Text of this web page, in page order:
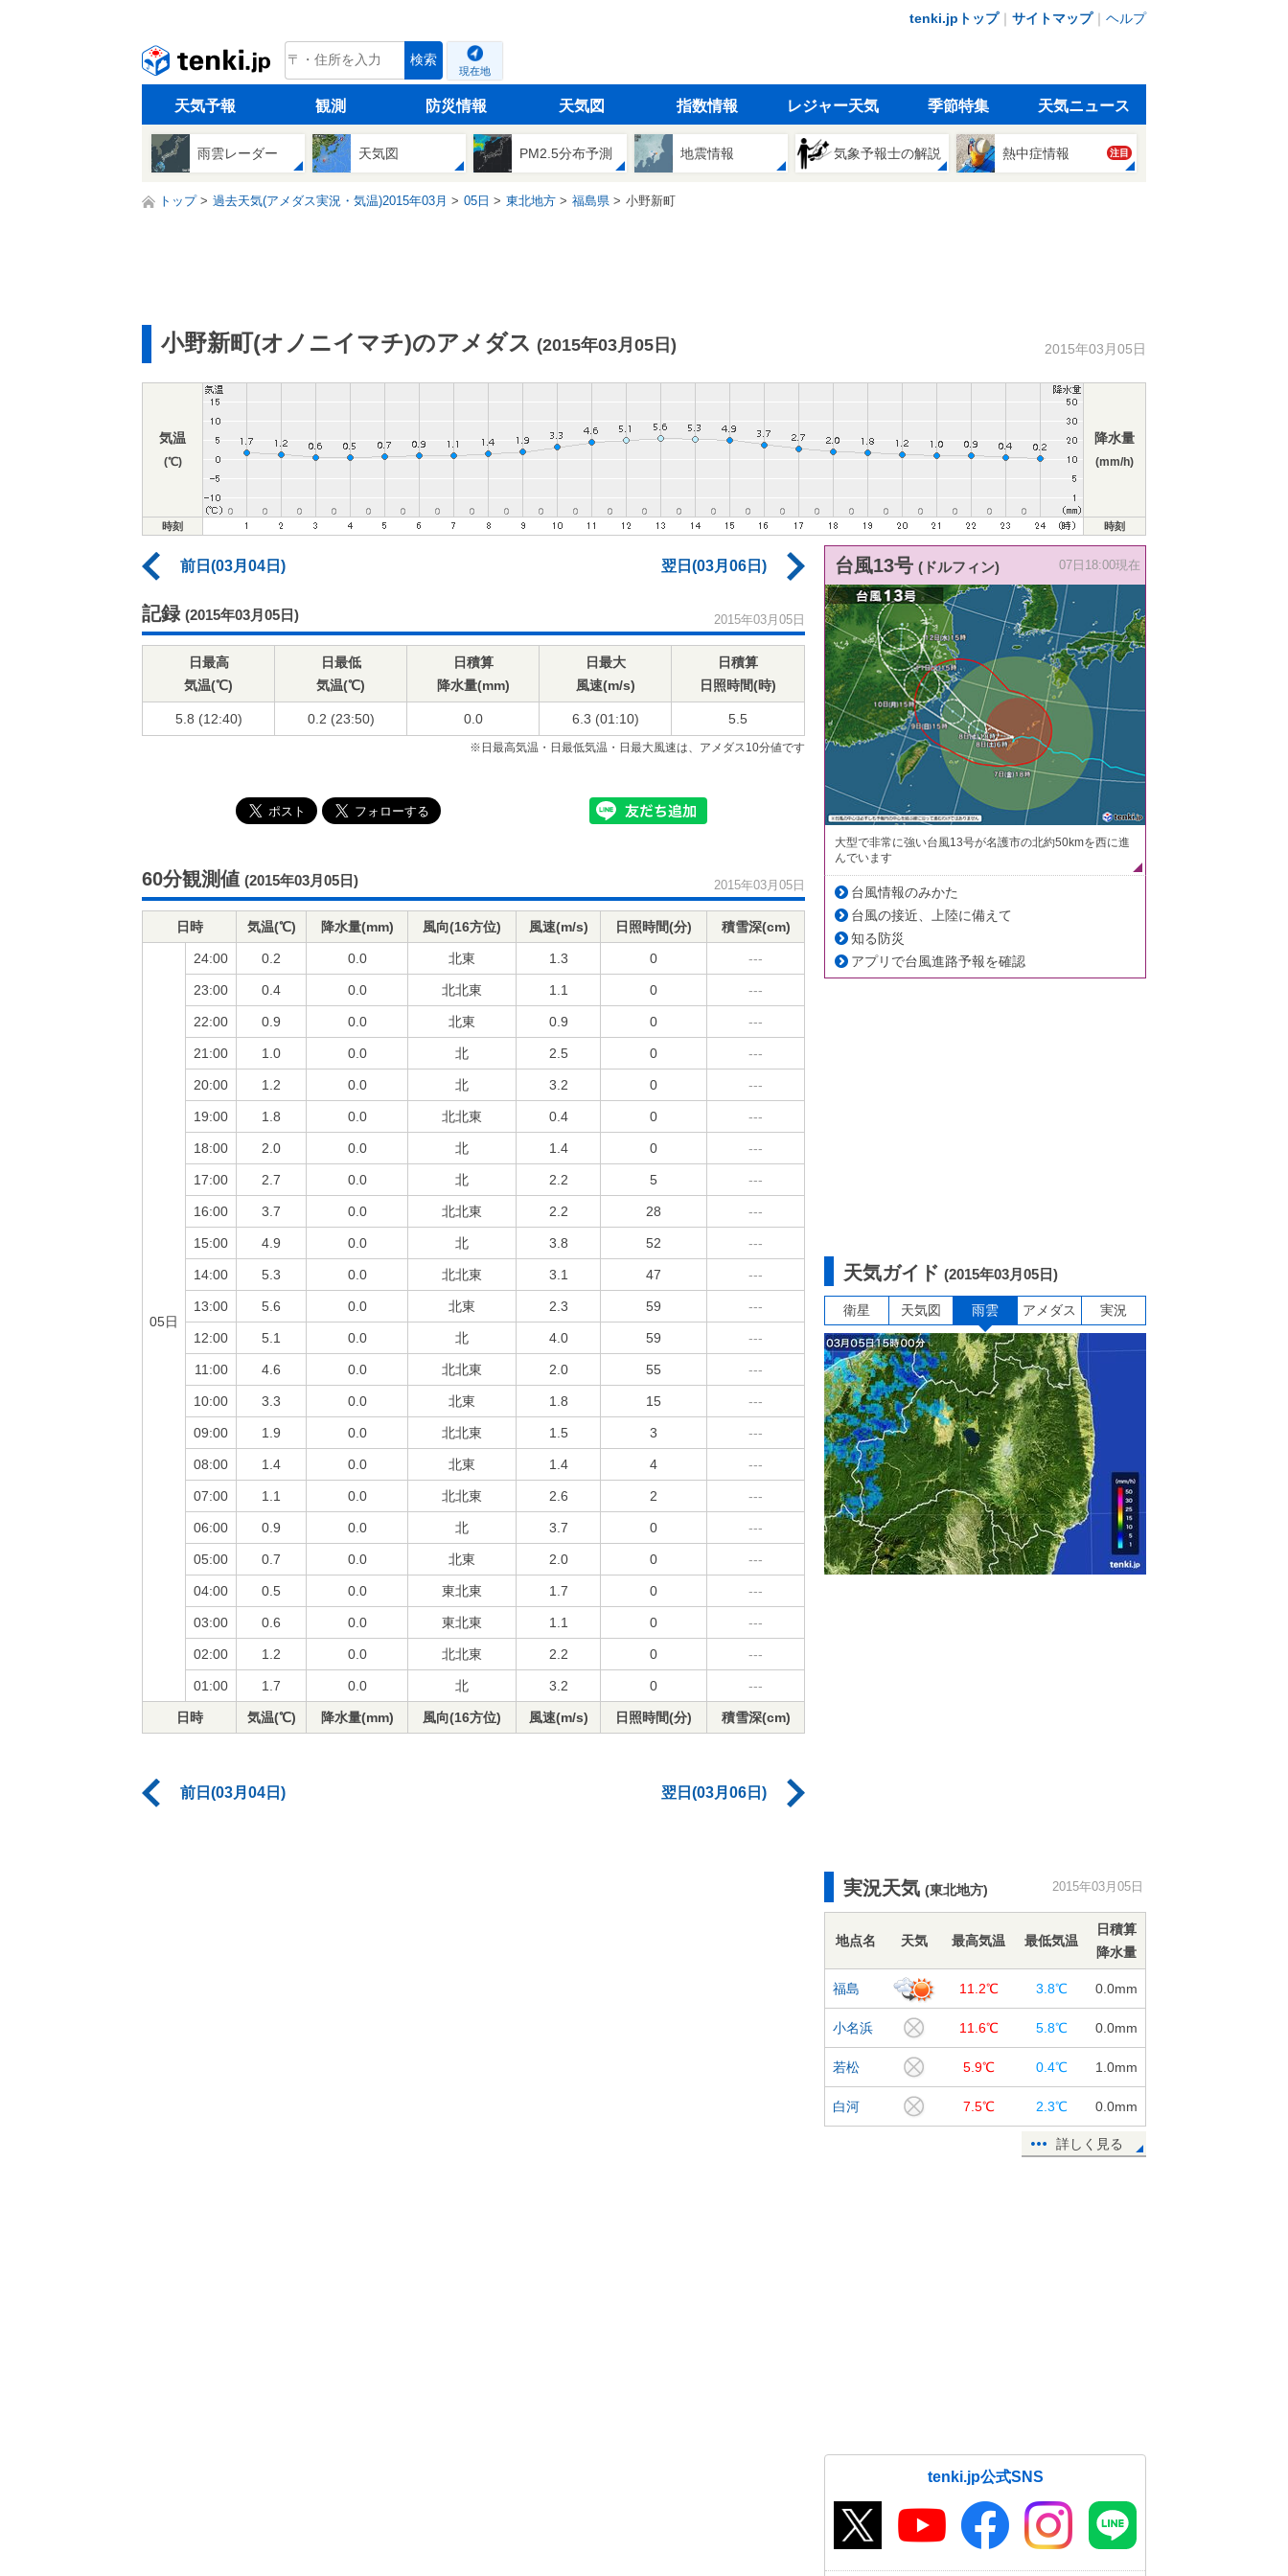
tenki.jpトップ｜ サイトマップ｜ ヘルプ
tenki.jp 検索
現在地
天気予報 観測 防災情報 天気図 指数情報 レジャー天気 季節特集 天気ニュース
雨雲レーダー 天気図 PM2.5分布予測 地震情報 気象予報士の解説 熱中症情報 注目
トップ 過去天気(アメダス実況・気温)2015年03月 05日 東北地方 福島県 小野新町
小野新町(オノニイマチ)のアメダス (2015年03月05日) 2015年03月05日
気温
(℃)
降水量
(mm/h)
時刻 時刻
前日(03月04日) 翌日(03月06日)
記録 (2015年03月05日) 2015年03月05日
日最高
気温(℃)
日最低
気温(℃)
日積算
降水量(mm)
日最大
風速(m/s)
日積算
日照時間(時)
5.8 (12:40) 0.2 (23:50) 0.0 6.3 (01:10) 5.5
※日最高気温・日最低気温・日最大風速は、アメダス10分値です
60分観測値 (2015年03月05日) 2015年03月05日
日時 気温(℃) 降水量(mm) 風向(16方位) 風速(m/s) 日照時間(分) 積雪深(cm)
05日
24:00 0.2 0.0 北東 1.3 0 ---
23:00 0.4 0.0 北北東 1.1 0 ---
22:00 0.9 0.0 北東 0.9 0 ---
21:00 1.0 0.0 北 2.5 0 ---
20:00 1.2 0.0 北 3.2 0 ---
19:00 1.8 0.0 北北東 0.4 0 ---
18:00 2.0 0.0 北 1.4 0 ---
17:00 2.7 0.0 北 2.2 5 ---
16:00 3.7 0.0 北北東 2.2 28 ---
15:00 4.9 0.0 北 3.8 52 ---
14:00 5.3 0.0 北北東 3.1 47 ---
13:00 5.6 0.0 北東 2.3 59 ---
12:00 5.1 0.0 北 4.0 59 ---
11:00 4.6 0.0 北北東 2.0 55 ---
10:00 3.3 0.0 北東 1.8 15 ---
09:00 1.9 0.0 北北東 1.5 3 ---
08:00 1.4 0.0 北東 1.4 4 ---
07:00 1.1 0.0 北北東 2.6 2 ---
06:00 0.9 0.0 北 3.7 0 ---
05:00 0.7 0.0 北東 2.0 0 ---
04:00 0.5 0.0 東北東 1.7 0 ---
03:00 0.6 0.0 東北東 1.1 0 ---
02:00 1.2 0.0 北北東 2.2 0 ---
01:00 1.7 0.0 北 3.2 0 ---
日時 気温(℃) 降水量(mm) 風向(16方位) 風速(m/s) 日照時間(分) 積雪深(cm)
前日(03月04日) 翌日(03月06日)
台風13号 (ドルフィン) 07日18:00現在
大型で非常に強い台風13号が名護市の北約50kmを西に進
んでいます
台風情報のみかた
台風の接近、上陸に備えて
知る防災
アプリで台風進路予報を確認
天気ガイド (2015年03月05日)
衛星 天気図 雨雲 アメダス 実況
実況天気 (東北地方) 2015年03月05日
地点名 天気 最高気温 最低気温
日積算
降水量
福島 11.2℃ 3.8℃ 0.0mm
小名浜 11.6℃ 5.8℃ 0.0mm
若松 5.9℃ 0.4℃ 1.0mm
白河 7.5℃ 2.3℃ 0.0mm
詳しく見る
tenki.jp公式SNS